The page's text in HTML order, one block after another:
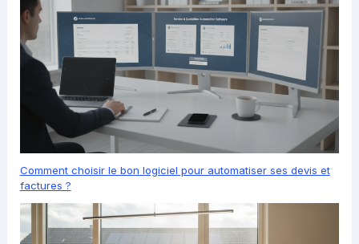
Comment choisir le bon logiciel pour automatiser ses devis et
factures ?